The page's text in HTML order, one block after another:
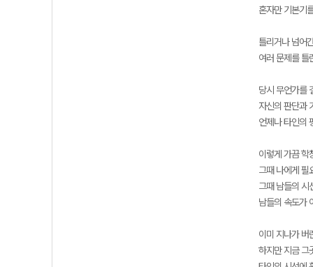
혼자만 기본기
틀리거나 넘어
여러 문제를 틀
당시 무언가를
자신의 판단과
언제나 타인의
이렇게 가끔 학
그때 나에게 필
그때 남들의 시
남들의 속도가
이미 지나가 버
하지만 지금 그